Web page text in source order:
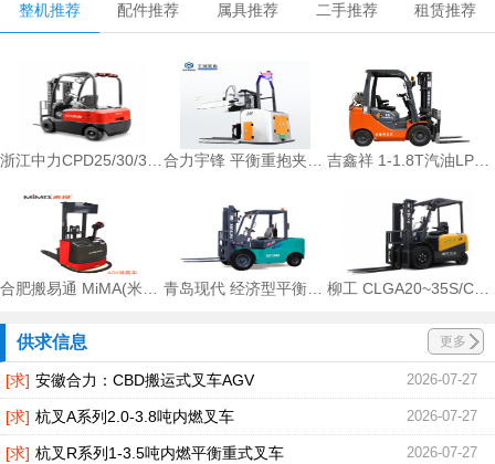
整机推荐 配件推荐 属具推荐 二手推荐 租赁推荐
浙江中力CPD25/30/35FVD8 2.5/3.0/3.5吨电动叉车 合力宇锋 平衡重抱夹AGV叉车 吉鑫祥 1-1.8T汽油LPG叉车
合肥搬易通 MiMA(米玛)磁带导航智能堆高车 青岛现代 经济型平衡重叉车 CPC-30 柳工 CLGA20~35S/CEL
供求信息 更多
[求] 安徽合力：CBD搬运式叉车AGV 2026-07-27
[求] 杭叉A系列2.0-3.8吨内燃叉车 2026-07-27
[求] 杭叉R系列1-3.5吨内燃平衡重式叉车 2026-07-27